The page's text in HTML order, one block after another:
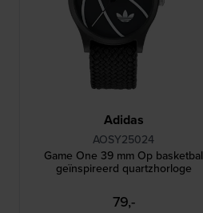
Adidas
AOSY25024
Game One 39 mm Op basketbal
geïnspireerd quartzhorloge
79,-